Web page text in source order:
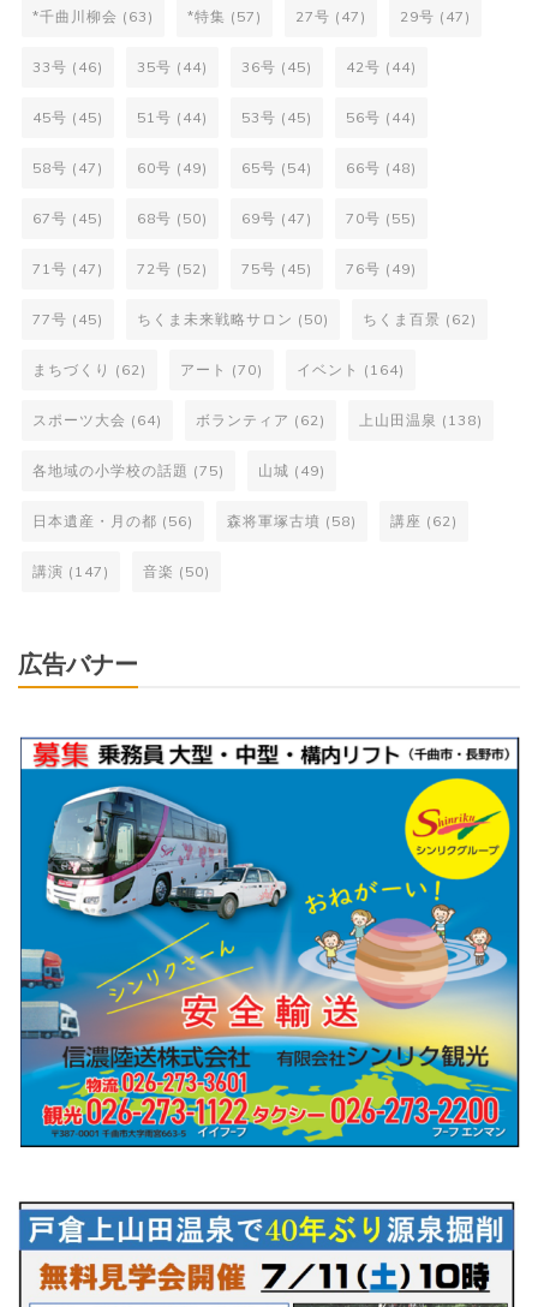
*千曲川柳会 (63) *特集 (57) 27号 (47) 29号 (47)
33号 (46) 35号 (44) 36号 (45) 42号 (44)
45号 (45) 51号 (44) 53号 (45) 56号 (44)
58号 (47) 60号 (49) 65号 (54) 66号 (48)
67号 (45) 68号 (50) 69号 (47) 70号 (55)
71号 (47) 72号 (52) 75号 (45) 76号 (49)
77号 (45) ちくま未来戦略サロン (50) ちくま百景 (62)
まちづくり (62) アート (70) イベント (164)
スポーツ大会 (64) ボランティア (62) 上山田温泉 (138)
各地域の小学校の話題 (75) 山城 (49)
日本遺産・月の都 (56) 森将軍塚古墳 (58) 講座 (62)
講演 (147) 音楽 (50)
広告バナー